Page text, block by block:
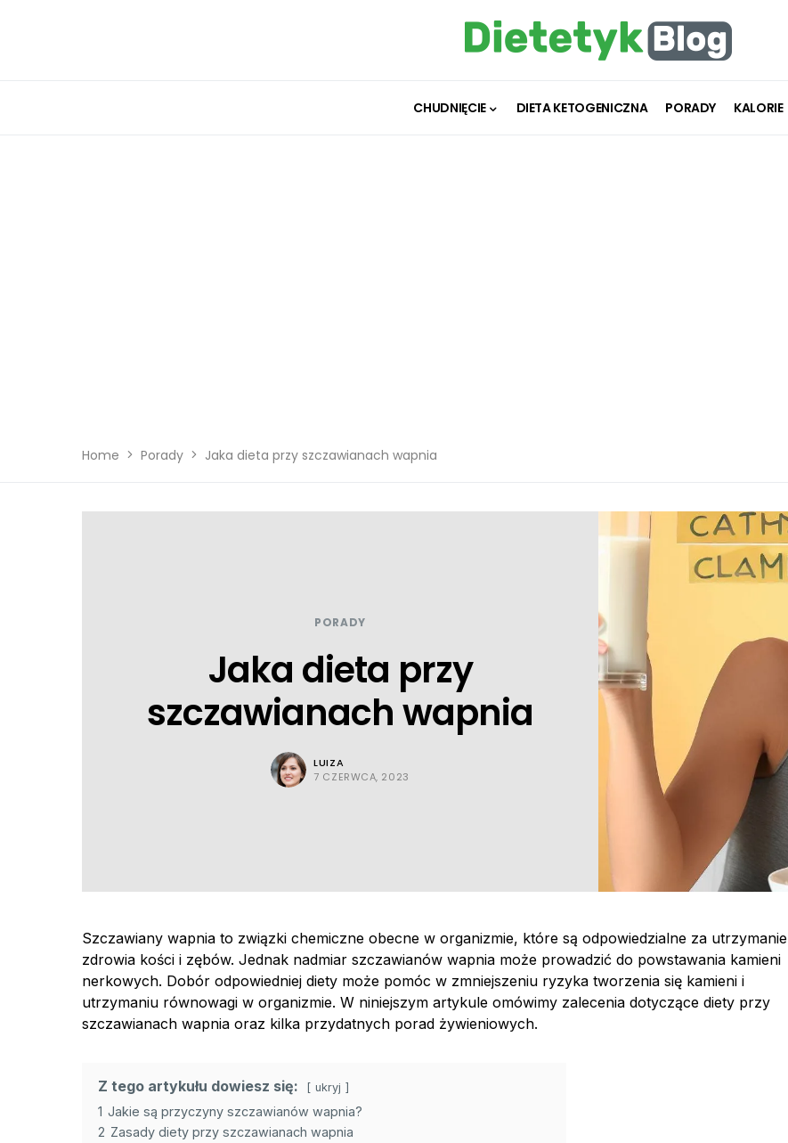
CHUDNIĘCIE DIETA KETOGENICZNA PORADY KALORIE
Home Porady Jaka dieta przy szczawianach wapnia
PORADY
Jaka dieta przy
szczawianach wapnia
LUIZA
7 CZERWCA, 2023
Szczawiany wapnia to związki chemiczne obecne w organizmie, które są odpowiedzialne za utrzymanie
zdrowia kości i zębów. Jednak nadmiar szczawianów wapnia może prowadzić do powstawania kamieni
nerkowych. Dobór odpowiedniej diety może pomóc w zmniejszeniu ryzyka tworzenia się kamieni i
utrzymaniu równowagi w organizmie. W niniejszym artykule omówimy zalecenia dotyczące diety przy
szczawianach wapnia oraz kilka przydatnych porad żywieniowych.
Z tego artykułu dowiesz się: ukryj
1 Jakie są przyczyny szczawianów wapnia?
2 Zasady diety przy szczawianach wapnia